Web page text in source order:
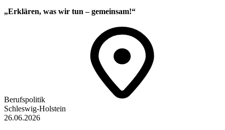
„Erklären, was wir tun – gemeinsam!“
Berufspolitik
Schleswig-Holstein
26.06.2026